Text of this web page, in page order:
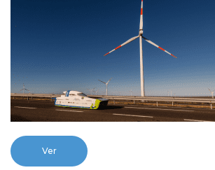
Ver